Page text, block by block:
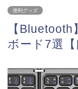
便利グッズ
【
ボード7選【